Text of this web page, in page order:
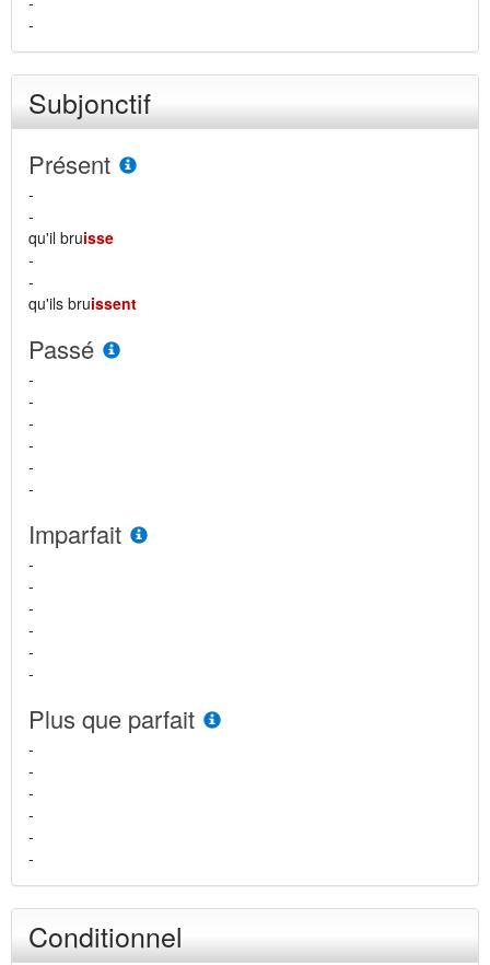
-
Subjonctif
Présent
-
-
qu'il bruisse
-
-
qu'ils bruissent
Passé
-
-
-
-
-
-
Imparfait
-
-
-
-
-
-
Plus que parfait
-
-
-
-
-
-
Conditionnel